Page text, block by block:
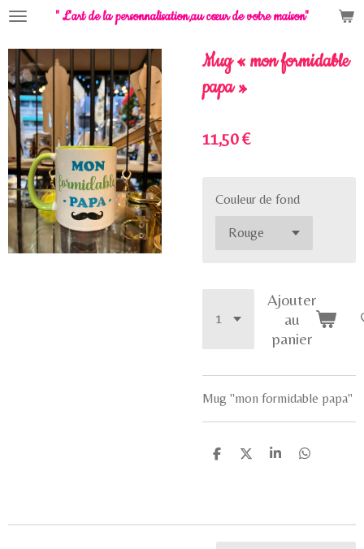
Passer
contenu
principal
" L'art de la personnalisation,au cœur de votre maison"
Mug « mon formidable
papa »
11,50 €
Couleur de fond
Ajouter
au
panier
Mug "mon formidable papa"
P
g
P
g
P
g
P
g